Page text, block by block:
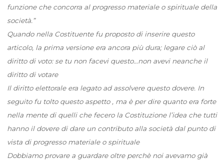
funzione che concorra al progresso materiale o spirituale della
società.”
Quando nella Costituente fu proposto di inserire questo
articolo, la prima versione era ancora più dura; legare ciò al
diritto di voto: se tu non facevi questo…non avevi neanche il
diritto di votare
Il diritto elettorale era legato ad assolvere questo dovere. In
seguito fu tolto questo aspetto , ma è per dire quanto era forte
nella mente di quelli che fecero la Costituzione l’idea che tutti
hanno il dovere di dare un contributo alla società dal punto di
vista di progresso materiale o spirituale
Dobbiamo provare a guardare oltre perchè noi avevamo già